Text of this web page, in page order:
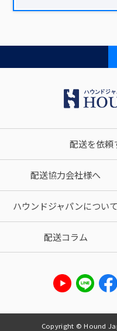
配送を依頼
配送協力会社様へ
ハウンドジャパンについて
配送コラム
Copyright © Hound